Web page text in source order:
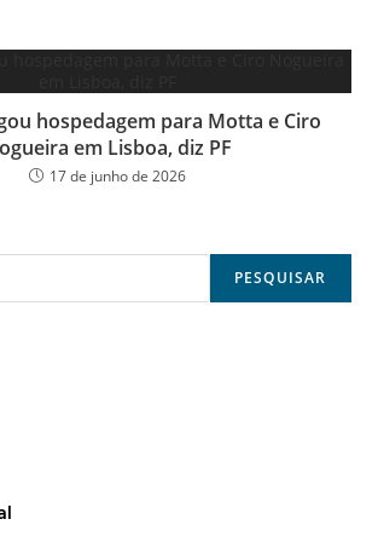
hospedagem para Motta e Ciro
em Lisboa, diz PF
17 de junho de 2026
PESQUISAR